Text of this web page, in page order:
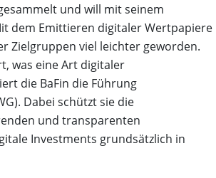
und will mit seinem
dem Emittieren digitaler Wertpapiere
Zielgruppen viel leichter geworden.
was eine Art digitaler
die BaFin die Führung
Dabei schützt sie die
und transparenten
Investments grundsätzlich in